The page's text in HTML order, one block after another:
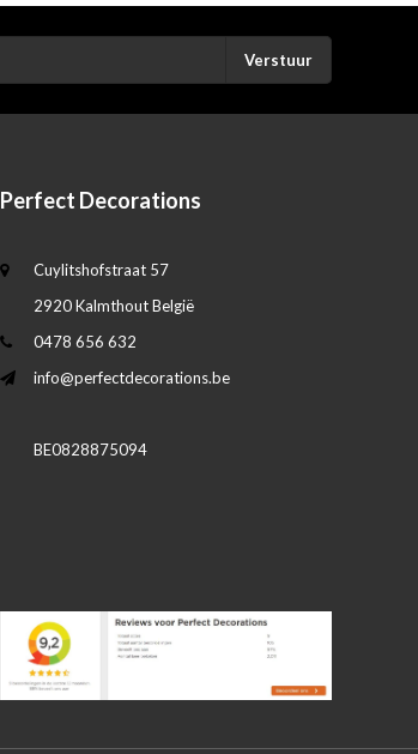
Verstuur
Perfect Decorations
Cuylitshofstraat 57
2920 Kalmthout België
0478 656 632
info@perfectdecorations.be
BE0828875094